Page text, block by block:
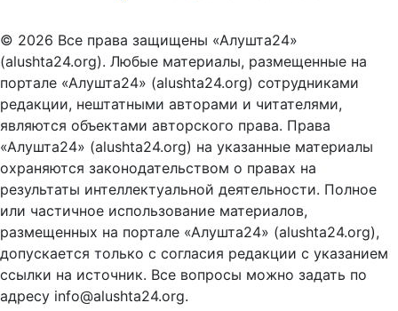
© 2026 Все права защищены «Алушта24»
(alushta24.org). Любые материалы, размещенные на
портале «Алушта24» (alushta24.org) сотрудниками
редакции, нештатными авторами и читателями,
являются объектами авторского права. Права
«Алушта24» (alushta24.org) на указанные материалы
охраняются законодательством о правах на
результаты интеллектуальной деятельности. Полное
или частичное использование материалов,
размещенных на портале «Алушта24» (alushta24.org),
допускается только с согласия редакции с указанием
ссылки на источник. Все вопросы можно задать по
адресу info@alushta24.org.